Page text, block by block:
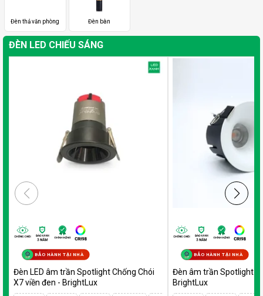
Đèn thả văn phòng Đèn bàn
ĐÈN LED CHIẾU SÁNG
BẢO HÀNH TẠI NHÀ
Đèn LED âm trần Spotlight Chống Chói
X7 viền đen - BrightLux
BẢO HÀNH TẠI NHÀ
Đèn âm trần Spotlight
BrightLux